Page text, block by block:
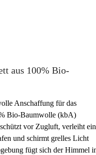
aus 100% Bio-
Anschaffung für das
Bio-Baumwolle (kbA)
vor Zugluft, verleiht
und schirmt grelles Licht
fügt sich der Himmel